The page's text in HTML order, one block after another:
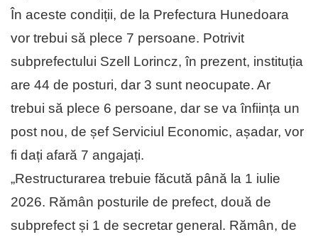
În aceste condiții, de la Prefectura Hu­nedoara
vor trebui să plece 7 persoane. Potrivit
subprefectului Szell Lorincz, în prezent, instituția
are 44 de posturi, dar 3 sunt neocupate. Ar
trebui să plece 6 persoane, dar se va înființa un
post nou, de șef Serviciul Economic, așadar, vor
fi dați afară 7 angajați.
„Restructurarea trebuie făcută până la 1 iulie
2026. Rămân posturile de pre­fect, două de
subprefect și 1 de secretar general. Rămân, de